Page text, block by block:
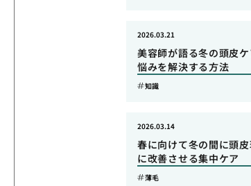
美容師が語る冬の頭皮
悩みを解決する方法
2026.03.21
知識
春に向けて冬の間に頭
に改善させる集中ケア
2026.03.14
薄毛